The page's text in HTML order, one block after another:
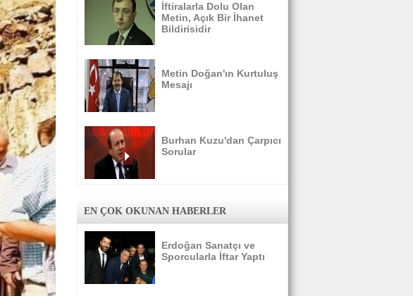
İftiralarla Dolu Olan
Metin, Açık Bir İhanet
Bildirisidir
Metin Doğan'ın Kurtuluş
Mesajı
Burhan Kuzu'dan Çarpıcı
Sorular
EN ÇOK OKUNAN HABERLER
Erdoğan Sanatçı ve
Sporcularla İftar Yaptı